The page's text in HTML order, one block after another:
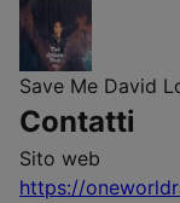
Save Me David
Contatti
Sito web
https://